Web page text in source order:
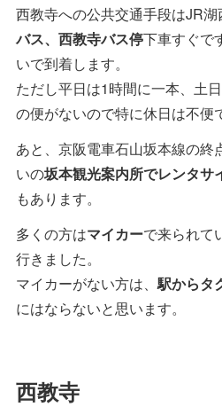
西教寺への公共交通手段はJR湖
バス、西教寺バス停下車すぐで
いで到着します。
ただし平日は1時間に一本、土
の便がないので特に休日は不便
あと、京阪電車石山坂本線の終
いの坂本観光案内所でレンタサ
もあります。
多くの方はマイカーで来られて
行きました。
マイカーがない方は、駅からタ
にはならないと思います。
西教寺